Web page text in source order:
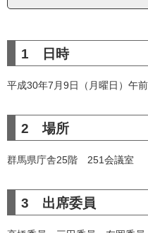
1 日時
平成30年7月9日（月曜日）午
2 場所
群馬県庁舎25階 251会議室
3 出席委員